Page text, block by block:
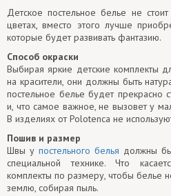
Детское постельное белье не
цветах, вместо этого лучше
которые будет развивать фантазию.
Способ окраски
Выбирая яркие детские комплекты
на красители, они должны быть
постельное белье будет прекрасно
и, что самое важное, не вызовет у
В изделиях от Polotenca не
Пошив и размер
Швы у постельного белья должны
специальной технике. Что
комплекты по размеру, чтобы белье
землю, собирая пыль.